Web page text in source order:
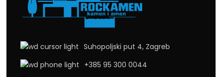
Suhopoljski put 4, Zagreb
+385 95 300 0044